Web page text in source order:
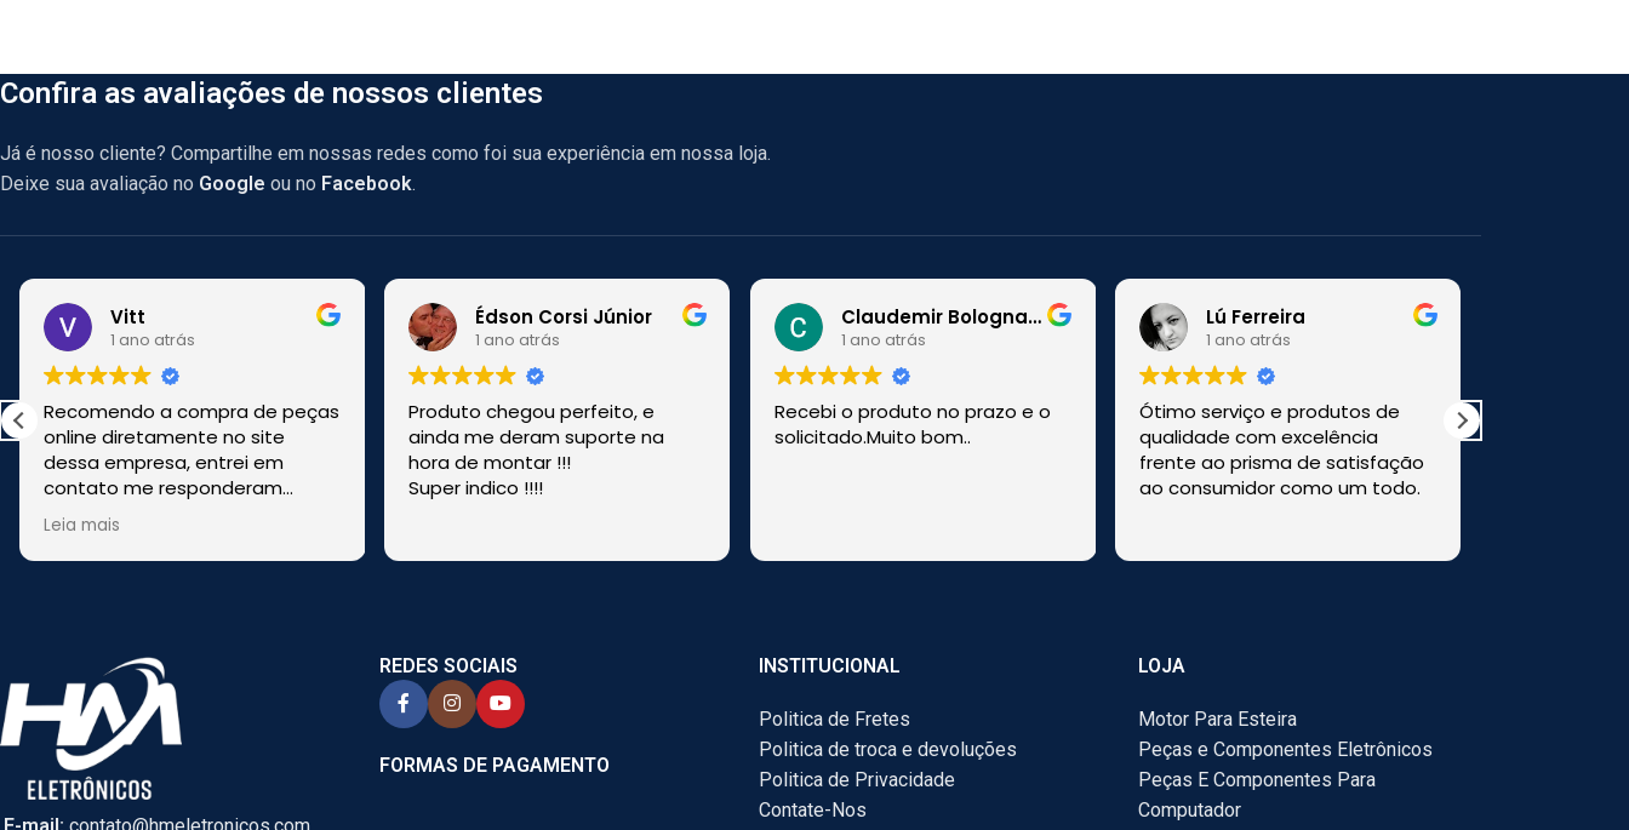
Confira as avaliações de nossos clientes
Já é nosso cliente? Compartilhe em nossas redes como foi sua experiência em nossa loja.
Deixe sua avaliação no Google ou no Facebook.
Vitt
1 ano atrás
Recomendo a compra de peças
online diretamente no site
dessa empresa, entrei em
contato me responderam
rapido, me tiraram duvidas,
enviaram pela transportadora e
foi bem rapido. Comprei de
Leia mais
Édson Corsi Júnior
1 ano atrás
Produto chegou perfeito, e
ainda me deram suporte na
hora de montar !!!
Super indico !!!!
Claudemir Bolognato
1 ano atrás
Recebi o produto no prazo e o
solicitado.Muito bom..
Lú Ferreira
1 ano atrás
Ótimo serviço e produtos de
qualidade com excelência
frente ao prisma de satisfação
ao consumidor como um todo.
REDES SOCIAIS
FORMAS DE PAGAMENTO
INSTITUCIONAL
Politica de Fretes
Politica de troca e devoluções
Politica de Privacidade
Contate-Nos
LOJA
Motor Para Esteira
Peças e Componentes Eletrônicos
Peças E Componentes Para
Computador